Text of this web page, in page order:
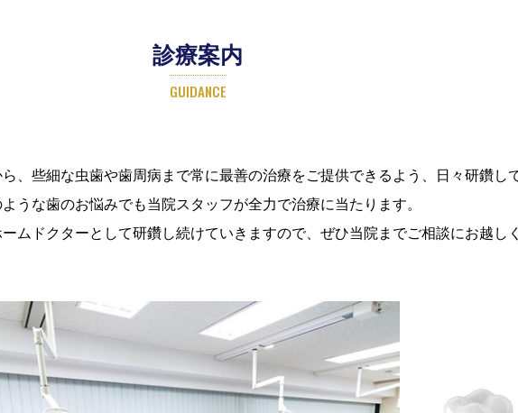
診療案内
GUIDANCE
、些細な虫歯や歯周病まで常に最善の治療をご提供できるよう、日々研鑽し
うな歯のお悩みでも当院スタッフが全力で治療に当たります。
ムドクターとして研鑽し続けていきますので、ぜひ当院までご相談にお越し